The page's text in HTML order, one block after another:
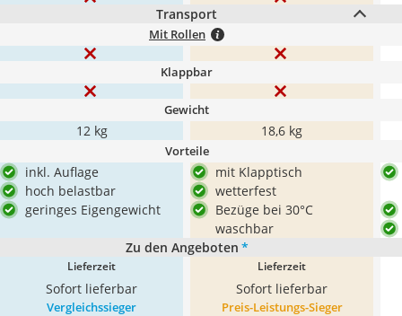
Transport
Mit Rollen
Klappbar
Gewicht
12 kg ‎18,6 kg
Vorteile
inkl. Auflage
hoch belastbar
geringes Eigengewicht
mit Klapptisch
wetterfest
Bezüge bei 30°C
waschbar
Zu den Angeboten *
Lieferzeit
Sofort lieferbar
Lieferzeit
Sofort lieferbar
Vergleichssieger Preis-Leistungs-Sieger